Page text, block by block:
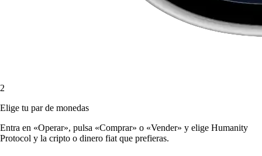
2
Elige tu par de monedas
Entra en «Operar», pulsa «Comprar» o «Vender» y elige Humanity
Protocol y la cripto o dinero fiat que prefieras.